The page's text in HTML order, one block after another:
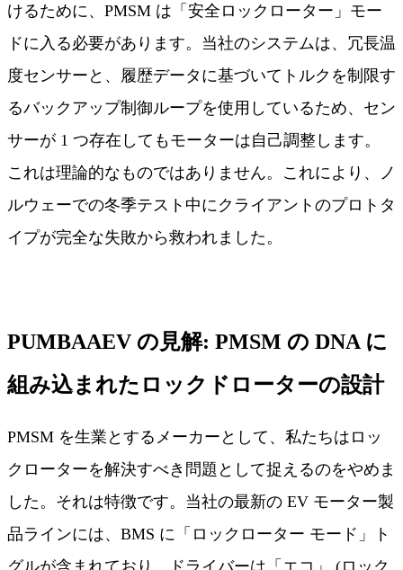
けるために、PMSM は「安全ロックローター」モー
ドに入る必要があります。当社のシステムは、冗長温
度センサーと、履歴データに基づいてトルクを制限す
るバックアップ制御ループを使用しているため、セン
サーが 1 つ存在してもモーターは自己調整します。
これは理論的なものではありません。これにより、ノ
ルウェーでの冬季テスト中にクライアントのプロトタ
イプが完全な失敗から救われました。
PUMBAAEV の見解: PMSM の DNA に
組み込まれたロックドローターの設計
PMSM を生業とするメーカーとして、私たちはロッ
クローターを解決すべき問題として捉えるのをやめま
した。それは特徴です。当社の最新の EV モーター製
品ラインには、BMS に「ロックローター モード」ト
グルが含まれており、ドライバーは「エコ」 (ロック